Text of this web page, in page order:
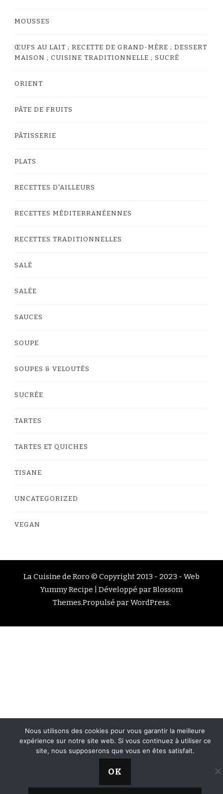
MOUSSES
ŒUFS AU LAIT ; RECETTE DE GRAND-MÈRE ; DESSERT
MAISON ; CUISINE TRADITIONNELLE ; SUCRÉ
ORIENT
PÂTE DE FRUITS
PÂTISSERIE
PLATS
RECETTES D'AILLEURS
RECETTES MÉDITERRANÉENNES
RECETTES TRADITIONNELLES
SALÉ
SALÉE
SAUCES
SOUPE
SOUPES & VELOUTÉS
SUCRÉE
TARTES
TARTES ET QUICHES
TISANE
UNCATEGORIZED
VEGAN
La Cuisine de Roro © Copyright 2013 - 2023 - Web
Yummy Recipe | Développé parBlossom
Themes.Propulsé parWordPress.
Nous utilisons des cookies pour vous garantir la meilleure
expérience sur notre site web. Si vous continuez à utiliser ce
site, nous supposerons que vous en êtes satisfait.
OK